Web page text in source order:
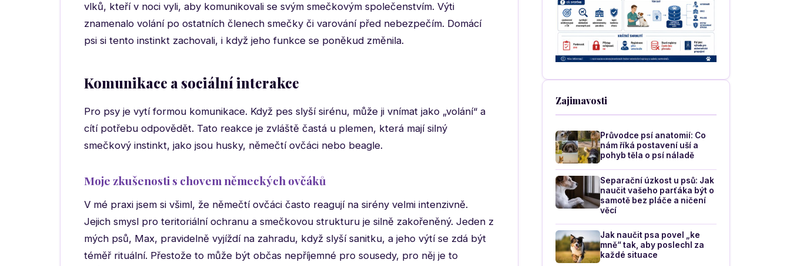
vlků, kteří v noci vyli, aby komunikovali se svým smečkovým společenstvím. Výti
znamenalo volání po ostatních členech smečky či varování před nebezpečím. Domácí
psi si tento instinkt zachovali, i když jeho funkce se poněkud změnila.
Komunikace a sociální interakce
Pro psy je vytí formou komunikace. Když pes slyší sirénu, může ji vnímat jako „volání“ a
cítí potřebu odpovědět. Tato reakce je zvláště častá u plemen, která mají silný
smečkový instinkt, jako jsou husky, němečtí ovčáci nebo beagle.
Moje zkušenosti s chovem německých ovčáků
V mé praxi jsem si všiml, že němečtí ovčáci často reagují na sirény velmi intenzivně.
Jejich smysl pro teritoriální ochranu a smečkovou strukturu je silně zakořeněný. Jeden z
mých psů, Max, pravidelně vyjíždí na zahradu, když slyší sanitku, a jeho výtí se zdá být
téměř rituální. Přestože to může být občas nepříjemné pro sousedy, pro něj je to
Zajimavosti
Průvodce psí anatomií: Co
nám říká postavení uší a
pohyb těla o psí náladě
Separační úzkost u psů: Jak
naučit vašeho parťáka být o
samotě bez pláče a ničení
věcí
Jak naučit psa povel „ke
mně“ tak, aby poslechl za
každé situace